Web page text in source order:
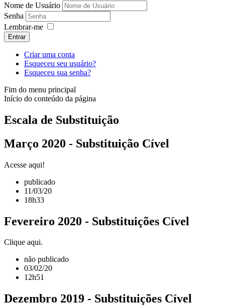
Nome de Usuário
Senha
Lembrar-me
Entrar
Criar uma conta
Esqueceu seu usuário?
Esqueceu sua senha?
Fim do menu principal
Início do conteúdo da página
Escala de Substituição
Março 2020 - Substituição Cível
Acesse aqui!
publicado
11/03/20
18h33
Fevereiro 2020 - Substituições Cível
Clique aqui.
não publicado
03/02/20
12h51
Dezembro 2019 - Substituições Cível